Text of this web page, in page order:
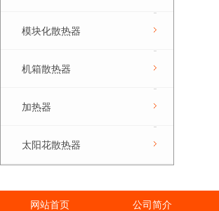
模块化散热器
机箱散热器
加热器
太阳花散热器
网站首页 公司简介